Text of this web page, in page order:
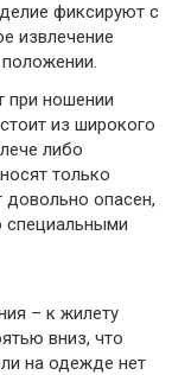
фиксируют с
извлечение
при ношении
из широкого
либо
только
довольно опасен,
специальными
– к жилету
вниз, что
на одежде нет